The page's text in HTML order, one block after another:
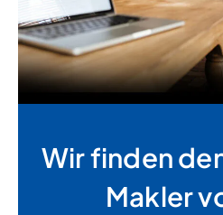
Wir finden
Makler